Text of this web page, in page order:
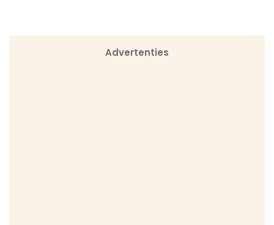
Advertenties